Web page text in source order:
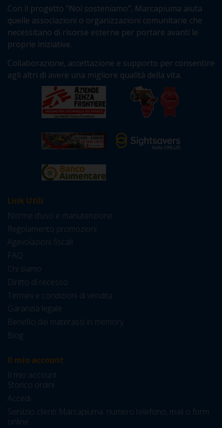
Con il progetto "Noi sosteniamo", Marcapiuma aiuta
quelle associazioni o organizzazioni comunitarie che
necessitano di risorse esterne per portare avanti le
proprie iniziative.
Collaborazione, accettazione e supporto per consentire
agli altri di avere una migliore qualità della vita.
Link Utili
Norme d’uso e manutenzione
Regolamento promozioni
Agevolazioni fiscali
FAQ
Chi siamo
Diritto di recesso
Termini e condizioni di vendita
Garanzia legale
Benefici dei materassi in memory
Blog
Il mio account
Il mio account
Storico ordini
Accedi
Servizio clienti Marcapiuma: numero telefono, mail o form
online